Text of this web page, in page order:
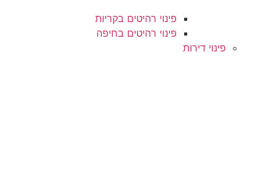
פינוי רהיטים בקריות
פינוי רהיטים בחיפה
פינוי דירות